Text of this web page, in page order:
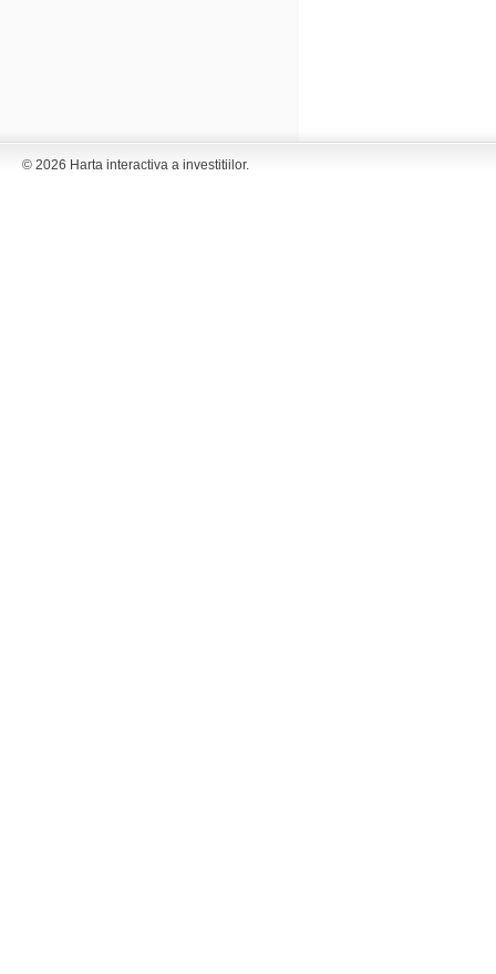
© 2026 Harta interactiva a investitiilor.